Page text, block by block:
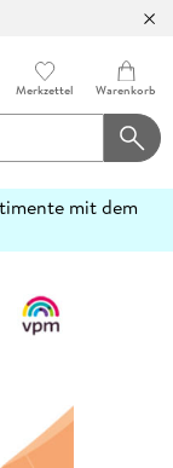
Merkzettel Warenkorb
mit dem